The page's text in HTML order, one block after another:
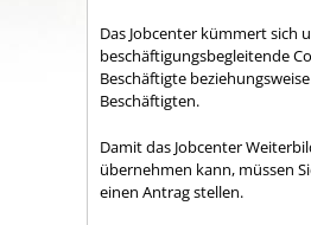
Das Jobcenter kümmert sich
beschäftigungsbegleitende
Beschäftigte
Beschäftigten.
Damit das Jobcenter
übernehmen kann, müssen
einen Antrag stellen.